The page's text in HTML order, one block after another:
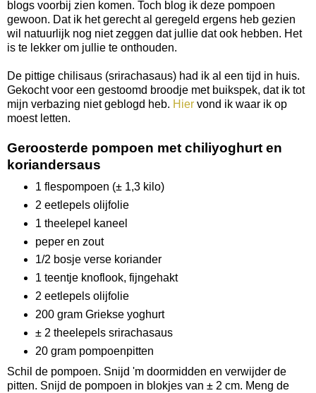
blogs voorbij zien komen. Toch blog ik deze pompoen
gewoon. Dat ik het gerecht al geregeld ergens heb gezien
wil natuurlijk nog niet zeggen dat jullie dat ook hebben. Het
is te lekker om jullie te onthouden.
De pittige chilisaus (srirachasaus) had ik al een tijd in huis.
Gekocht voor een gestoomd broodje met buikspek, dat ik tot
mijn verbazing niet geblogd heb. Hier vond ik waar ik op
moest letten.
Geroosterde pompoen met chiliyoghurt en
koriandersaus
1 flespompoen (± 1,3 kilo)
2 eetlepels olijfolie
1 theelepel kaneel
peper en zout
1/2 bosje verse koriander
1 teentje knoflook, fijngehakt
2 eetlepels olijfolie
200 gram Griekse yoghurt
± 2 theelepels srirachasaus
20 gram pompoenpitten
Schil de pompoen. Snijd 'm doormidden en verwijder de
pitten. Snijd de pompoen in blokjes van ± 2 cm. Meng de